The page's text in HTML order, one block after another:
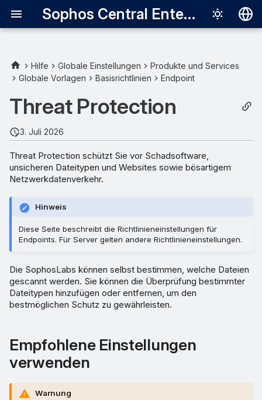
Sophos Central Enterprise
English
한국어
Empfohlene Einstellungen
Live Protection
Echtzeit-Scans - Lokale
genutzte Dateien im
Echtzeit-Scans - Internet
Beseitigung
Laufzeitschutz
Erweiterte Einstellungen
QUIC-Browserverbindungen
Hilfe Globale Einstellungen
Produkte und Services
Globale Vorlagen
Basisrichtlinien Endpoint
Threat Protection
3. Juli 2026
Threat Protection schützt Sie vor Schadsoftware,
unsicheren Dateitypen und Websites sowie bösartigem
Netzwerkdatenverkehr.
Hinweis
Diese Seite beschreibt die Richtlinieneinstellungen für
Endpoints. Für Server gelten andere Richtlinieneinstellungen.
Die SophosLabs können selbst bestimmen, welche Dateien
gescannt werden. Sie können die Überprüfung bestimmter
Dateitypen hinzufügen oder entfernen, um den
bestmöglichen Schutz zu gewährleisten.
Empfohlene Einstellungen
verwenden
Warnung